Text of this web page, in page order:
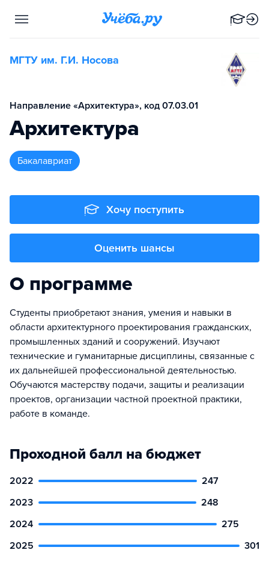
МГТУ им. Г.И. Носова
Направление «Архитектура», код 07.03.01
Архитектура
бакалавриат
Хочу поступить
Оценить шансы
О программе
Студенты приобретают знания, умения и навыки в
области архитектурного проектирования гражданских,
промышленных зданий и сооружений. Изучают
технические и гуманитарные дисциплины, связанные с
их дальнейшей профессиональной деятельностью.
Обучаются мастерству подачи, защиты и реализации
проектов, организации частной проектной практики,
работе в команде.
Проходной балл на бюджет
2022
247
2023
248
2024
275
2025
301